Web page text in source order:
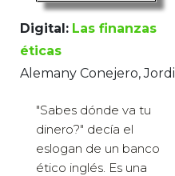
Digital: Las finanzas
éticas
Alemany Conejero, Jordi
"Sabes dónde va tu
dinero?" decía el
eslogan de un banco
ético inglés. Es una